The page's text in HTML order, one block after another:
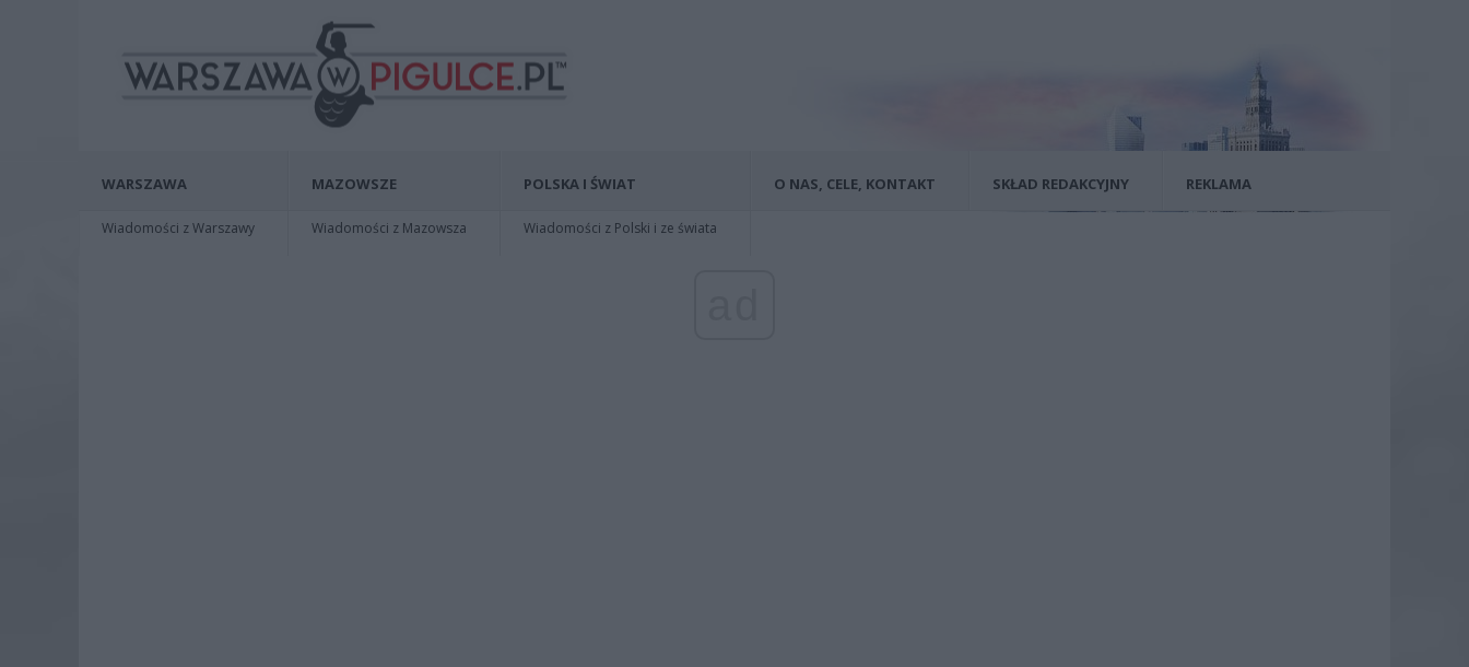
WARSZAWA
Wiadomości z Warszawy
MAZOWSZE
Wiadomości z Mazowsza
POLSKA I ŚWIAT
Wiadomości z Polski i ze świata
O NAS, CELE, KONTAKT SKŁAD REDAKCYJNY REKLAMA